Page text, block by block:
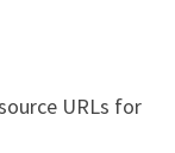
URLs for